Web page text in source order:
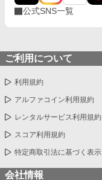
公式SNS一覧
ご利用について
利用規約
アルファコイン利用規約
レンタルサービス利用規約
スコア利用規約
特定商取引法に基づく表示
会社情報